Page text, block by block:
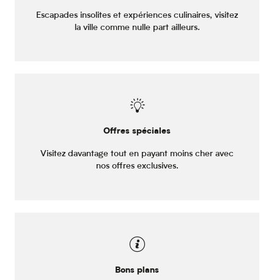
Escapades insolites et expériences culinaires, visitez
la ville comme nulle part ailleurs.
Offres spéciales
Visitez davantage tout en payant moins cher avec
nos offres exclusives.
Bons plans